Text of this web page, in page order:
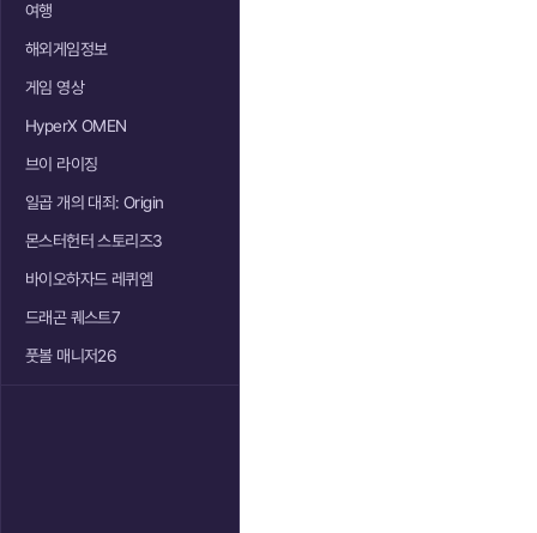
여행
해외게임정보
게임 영상
HyperX OMEN
브이 라이징
일곱 개의 대죄: Origin
몬스터헌터 스토리즈3
바이오하자드 레퀴엠
드래곤 퀘스트7
풋볼 매니저26